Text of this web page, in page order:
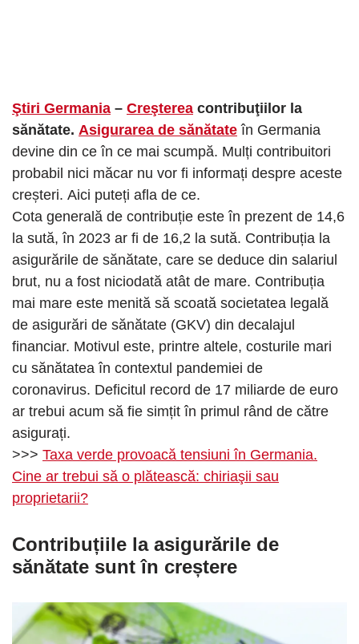
Ştiri Germania – Creşterea contribuţiilor la
sănătate. Asigurarea de sănătate în Germania
devine din ce în ce mai scumpă. Mulți contribuitori
probabil nici măcar nu vor fi informați despre aceste
creșteri. Aici puteți afla de ce.
Cota generală de contribuție este în prezent de 14,6
la sută, în 2023 ar fi de 16,2 la sută. Contribuția la
asigurările de sănătate, care se deduce din salariul
brut, nu a fost niciodată atât de mare. Contribuția
mai mare este menită să scoată societatea legală
de asigurări de sănătate (GKV) din decalajul
financiar. Motivul este, printre altele, costurile mari
cu sănătatea în contextul pandemiei de
coronavirus. Deficitul record de 17 miliarde de euro
ar trebui acum să fie simțit în primul rând de către
asigurați.
>>> Taxa verde provoacă tensiuni în Germania.
Cine ar trebui să o plătească: chiriaşii sau
proprietarii?
Contribuțiile la asigurările de
sănătate sunt în creștere